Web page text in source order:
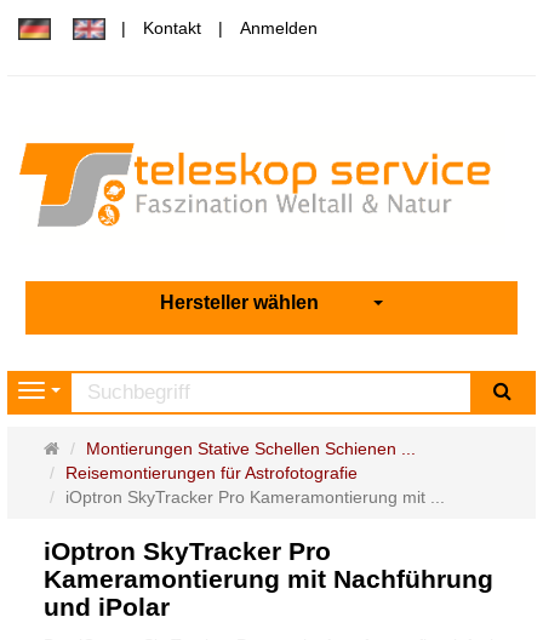
Kontakt Anmelden
Hersteller wählen
Navigation
Startseite
Montierungen Stative Schellen Schienen ...
Reisemontierungen für Astrofotografie
iOptron SkyTracker Pro Kameramontierung mit ...
iOptron SkyTracker Pro
Kameramontierung mit Nachführung
und iPolar